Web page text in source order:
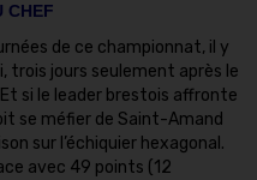
CHEF
de ce championnat, il y
trois jours seulement après le
si le leader brestois affronte
se méfier de Saint-Amand
sur l’échiquier hexagonal.
avec 49 points (12